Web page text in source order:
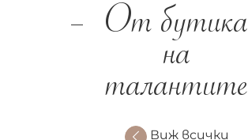
От бутика
на
талантите
Виж всички